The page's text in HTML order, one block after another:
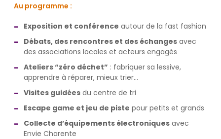
Au programme :
Exposition et conférence autour de la fast fashion
Débats, des rencontres et des échangesavec
des associations locales et acteurs engagés
Ateliers “zéro déchet” : fabriquer sa lessive,
apprendre à réparer, mieux trier…
Visites guidéesdu centre de tri
Escape game et jeu de piste pour petits et grands
Collecte d’équipements électroniquesavec
Envie Charente